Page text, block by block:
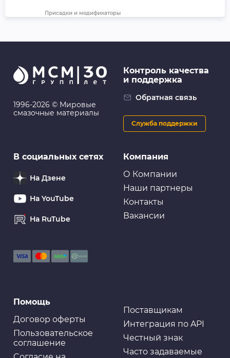
Присадки и модификаторы
Трансмиссионные фильтры
Фильтр трансмиссии Masuma (SF190A, JT417K) с
прокладкой поддона
Фильтр АКПП Double Force-DFT3421
1996-2026 © Мировые
смазочные материалы
Компания
О Компании
Наши партнеры
Контакты
Вакансии
Помощь
Договор оферты
Пользовательское
соглашение
Поставщикам
Интеграция по API
Честный знак
Часто задаваемые
Контроль качества
и поддержка
Обратная связь
Служба поддержки
В социальных сетях
На Дзене
На YouTube
На RuTube